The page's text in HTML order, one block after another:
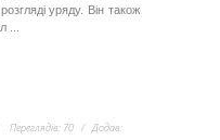
уряду. Він також
Переглядів: 70
Додав: